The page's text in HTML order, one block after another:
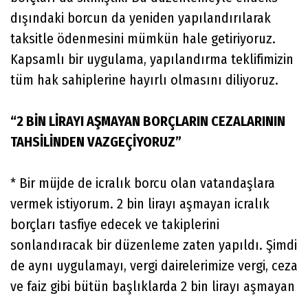
dışındaki borcun da yeniden yapılandırılarak
taksitle ödenmesini mümkün hale getiriyoruz.
Kapsamlı bir uygulama, yapılandırma teklifimizin
tüm hak sahiplerine hayırlı olmasını diliyoruz.
“2 BİN LİRAYI AŞMAYAN BORÇLARIN CEZALARININ
TAHSİLİNDEN VAZGEÇİYORUZ”
* Bir müjde de icralık borcu olan vatandaşlara
vermek istiyorum. 2 bin lirayı aşmayan icralık
borçları tasfiye edecek ve takiplerini
sonlandıracak bir düzenleme zaten yapıldı. Şimdi
de aynı uygulamayı, vergi dairelerimize vergi, ceza
ve faiz gibi bütün başlıklarda 2 bin lirayı aşmayan